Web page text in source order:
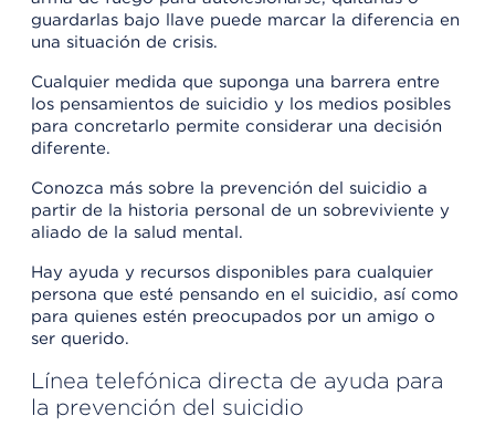
guardarlas bajo llave puede marcar la diferencia en
una situación de crisis.
Cualquier medida que suponga una barrera entre
los pensamientos de suicidio y los medios posibles
para concretarlo permite considerar una decisión
diferente.
Conozca más sobre la prevención del suicidio a
partir de la historia personal de un sobreviviente y
aliado de la salud mental.
Hay ayuda y recursos disponibles para cualquier
persona que esté pensando en el suicidio, así como
para quienes estén preocupados por un amigo o
ser querido.
Línea telefónica directa de ayuda para
la prevención del suicidio